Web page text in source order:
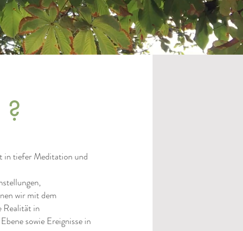
in tiefer Meditation und
wir mit dem
Realität in
sowie Ereignisse in